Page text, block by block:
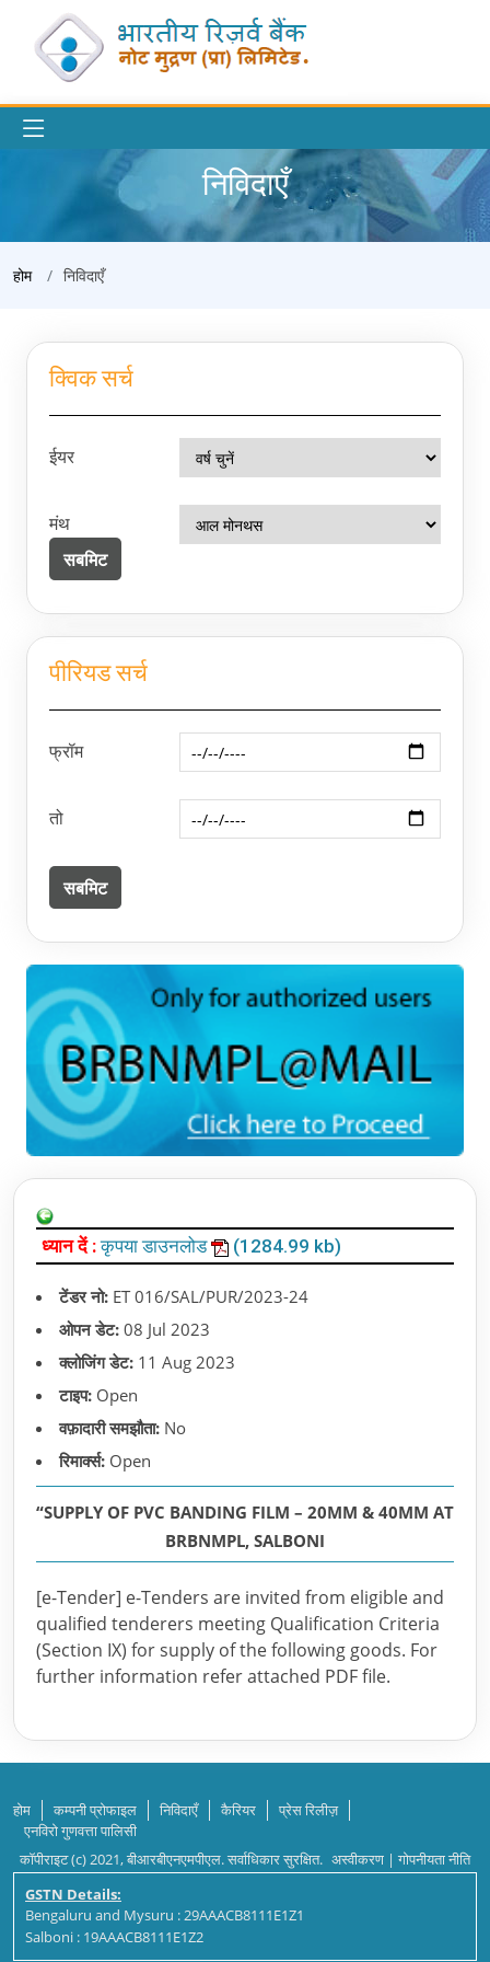
निविदाएँ
होम निविदाएँ
क्विक सर्च
ईयर
मंथ
पीरियड सर्च
फ्रॉम
तो
ध्यान दें :कृपया डाउनलोड (1284.99 kb)
टेंडर नो: ET 016/SAL/PUR/2023-24
ओपन डेट: 08 Jul 2023
क्लोजिंग डेट: 11 Aug 2023
टाइप: Open
वफ़ादारी समझौता: No
रिमार्क्स: Open
“SUPPLY OF PVC BANDING FILM – 20MM & 40MM AT
BRBNMPL, SALBONI
[e-Tender] e-Tenders are invited from eligible and
qualified tenderers meeting Qualification Criteria
(Section IX) for supply of the following goods. For
further information refer attached PDF file.
होम कम्पनी प्रोफाइल निविदाएँ कैरियर
प्रेस रिलीज़
एनविरो गुणवत्ता पालिसी
कॉपीराइट (c) 2021, बीआरबीएनएमपीएल. सर्वाधिकार सुरक्षित. अस्वीकरण |गोपनीयता नीति
GSTN Details:
Bengaluru and Mysuru : 29AAACB8111E1Z1
Salboni : 19AAACB8111E1Z2